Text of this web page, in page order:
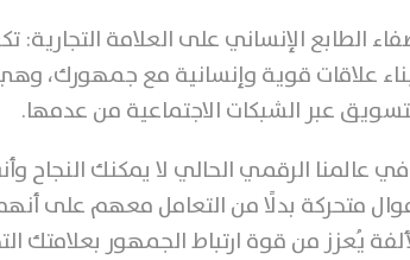
الطابع الإنساني على العلامة التجارية:
علاقات قوية وإنسانية مع جمهورك،
عبر الشبكات الاجتماعية من عدمها.
عالمنا الرقمي الحالي لا يمكنك النجاح
متحركة بدلًا من التعامل معهم على
يُعزز من قوة ارتباط الجمهور بعلامتك